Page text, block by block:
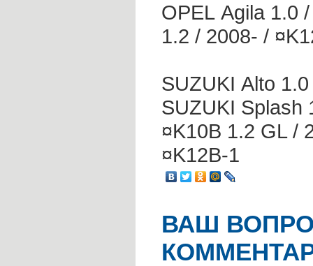
OPEL Agila 1.0
1.2 / 2008- /
SUZUKI Alto
SUZUKI Splash
¤K10B 1.2 GL /
¤K12B-1
ВАШ